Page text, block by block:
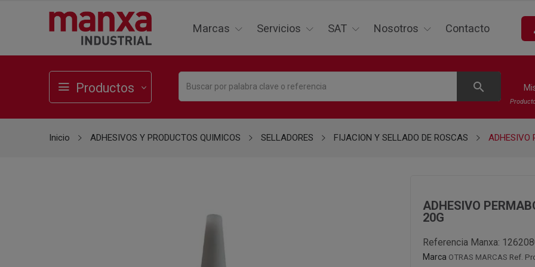
Marcas Servicios SAT Nosotros Contacto
Productos search
Inicio ADHESIVOS Y PRODUCTOS QUIMICOS SELLADORES FIJACION Y SELLADO DE ROSCAS ADHESIVO
ADHESIVO
20G
Referencia Manxa:
Marca OTRAS MARCAS Ref.